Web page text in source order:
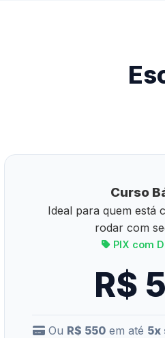
Curso
Ideal para quem está
rodar com
PIX com
R$
Ou R$ 550em até 5x